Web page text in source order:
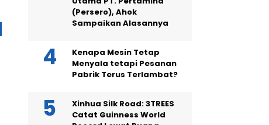
(Persero), Ahok
Sampaikan Alasannya
Kenapa Mesin Tetap
Menyala tetapi Pesanan
Pabrik Terus Terlambat?
Xinhua Silk Road: 3TREES
Catat Guinness World